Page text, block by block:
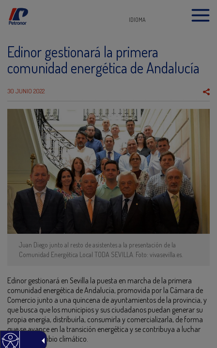
IDIOMA
Edinor gestionará la primera
comunidad energética de Andalucía
30 JUNIO 2022
Juan Diego junto al resto de asistentes a la presentación de la
Comunidad Energética Local TODA SEVILLA. Foto: vivasevilla.es.
Edinor gestionará en Sevilla la puesta en marcha de la primera
comunidad energética de Andalucía, promovida por la Cámara de
Comercio junto a una quincena de ayuntamientos de la provincia, y
que busca que los municipios y sus ciudadanos puedan generar su
propia energía, distribuirla, consumirla y comercializarla, de forma
que se avance en la transición energética y se contribuya a luchar
contra el cambio climático.